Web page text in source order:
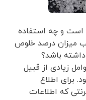
است و چه استفاده
میزان درصد خلوص
باشد؟
زیادی از قبیل
برای اطلاع
که اطلاعات